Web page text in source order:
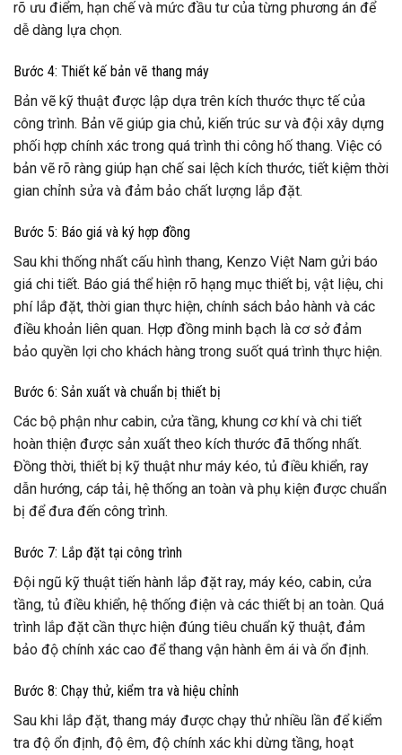
rõ ưu điểm, hạn chế và mức đầu tư của từng phương án để
dễ dàng lựa chọn.
Bước 4: Thiết kế bản vẽ thang máy
Bản vẽ kỹ thuật được lập dựa trên kích thước thực tế của
công trình. Bản vẽ giúp gia chủ, kiến trúc sư và đội xây dựng
phối hợp chính xác trong quá trình thi công hố thang. Việc có
bản vẽ rõ ràng giúp hạn chế sai lệch kích thước, tiết kiệm thời
gian chỉnh sửa và đảm bảo chất lượng lắp đặt.
Bước 5: Báo giá và ký hợp đồng
Sau khi thống nhất cấu hình thang, Kenzo Việt Nam gửi báo
giá chi tiết. Báo giá thể hiện rõ hạng mục thiết bị, vật liệu, chi
phí lắp đặt, thời gian thực hiện, chính sách bảo hành và các
điều khoản liên quan. Hợp đồng minh bạch là cơ sở đảm
bảo quyền lợi cho khách hàng trong suốt quá trình thực hiện.
Bước 6: Sản xuất và chuẩn bị thiết bị
Các bộ phận như cabin, cửa tầng, khung cơ khí và chi tiết
hoàn thiện được sản xuất theo kích thước đã thống nhất.
Đồng thời, thiết bị kỹ thuật như máy kéo, tủ điều khiển, ray
dẫn hướng, cáp tải, hệ thống an toàn và phụ kiện được chuẩn
bị để đưa đến công trình.
Bước 7: Lắp đặt tại công trình
Đội ngũ kỹ thuật tiến hành lắp đặt ray, máy kéo, cabin, cửa
tầng, tủ điều khiển, hệ thống điện và các thiết bị an toàn. Quá
trình lắp đặt cần thực hiện đúng tiêu chuẩn kỹ thuật, đảm
bảo độ chính xác cao để thang vận hành êm ái và ổn định.
Bước 8: Chạy thử, kiểm tra và hiệu chỉnh
Sau khi lắp đặt, thang máy được chạy thử nhiều lần để kiểm
tra độ ổn định, độ êm, độ chính xác khi dừng tầng, hoạt